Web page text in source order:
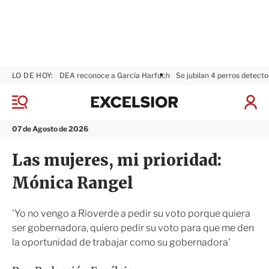
M
n
07 de Agosto de 2026
LO DE HOY: DEA reconoce a García Harfuch Se jubilan 4 perros
I
ó
x
i
Las mujeres, mi prioridad:
Mónica Rangel
'Yo no vengo a Rioverde a pedir su voto porque quiera
ser gobernadora, quiero pedir su voto para que me den
la oportunidad de trabajar como su gobernadora'